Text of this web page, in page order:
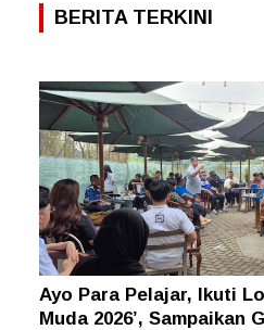
BERITA TERKINI
Ayo Para Pelajar, Ikuti
Muda 2026’, Sampaikan